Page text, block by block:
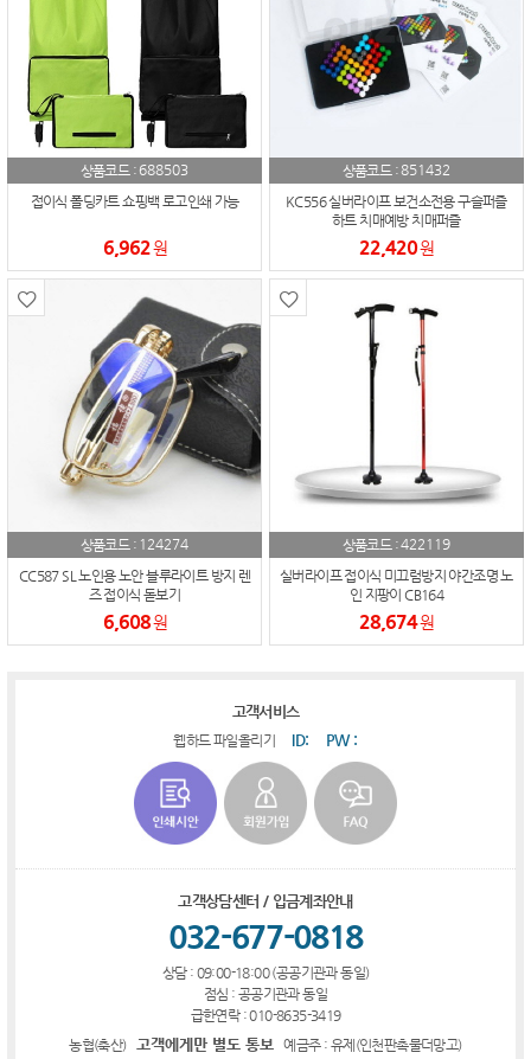
상품코드 : 688503
접이식 폴딩카트 쇼핑백 로고인쇄 가능
6,962원
상품코드 :851432
KC556 실버라이프 보건소전용 구슬퍼즐
하트 치매예방 치매퍼즐
22,420원
상품코드 : 124274
CC587 SL 노인용 노안 블루라이트 방지 렌
즈 접이식 돋보기
6,608원
상품코드 :422119
실버라이프 접이식 미끄럼방지 야간조명 노
인 지팡이 CB164
28,674원
고객서비스
웹하드 파일올리기 ID: PW :
고객상담센터 / 입금계좌안내
032-677-0818
상담 : 09:00-18:00 (공공기관과 동일)
점심 : 공공기관과 동일
급한연락 : 010-8635-3419
농협(축산) 고객에게만 별도 통보 예금주 : 유제(인천판촉물더망고)